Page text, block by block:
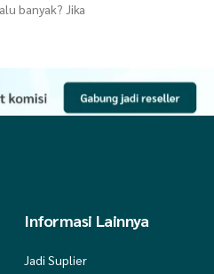
banyak? Jika
Informasi Lainnya
Jadi Suplier